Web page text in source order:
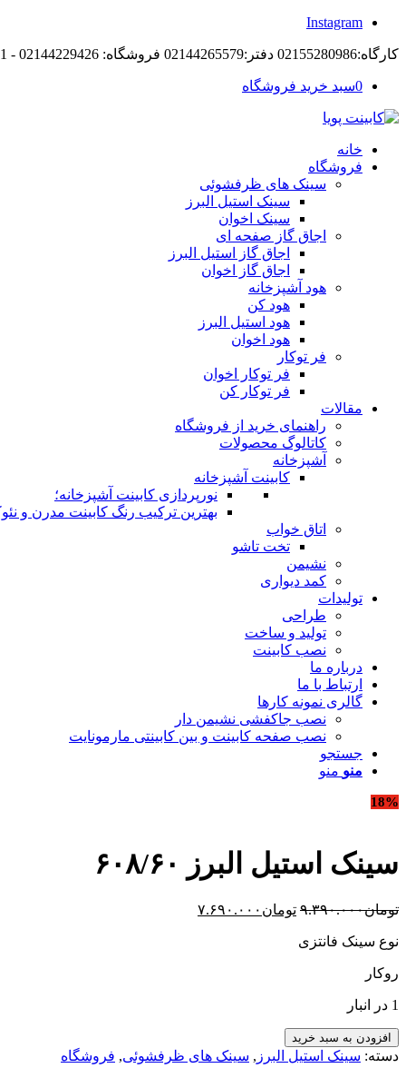
Instagram
کارگاه:02155280986 دفتر:02144265579 فروشگاه: 02144229426 - 09194105421
0سبد خرید فروشگاه
خانه
فروشگاه
سینک های ظرفشوئی
سینک استیل البرز
سینک اخوان
اجاق گاز صفحه ای
اجاق گاز استیل البرز
اجاق گاز اخوان
هود آشپزخانه
هود کن
هود استیل البرز
هود اخوان
فر توکار
فر توکار اخوان
فر توکار کن
مقالات
راهنمای خرید از فروشگاه
کاتالوگ محصولات
آشپزخانه
کابینت آشپزخانه
نورپردازی کابینت آشپزخانه؛
بهترین ترکیب رنگ کابینت مدرن و
اتاق خواب
تخت تاشو
نشیمن
کمد دیواری
تولیدات
طراحی
تولید و ساخت
نصب کابینت
درباره ما
ارتباط با ما
گالری نمونه کارها
نصب جاکفشی نشیمن دار
نصب صفحه کابینت و بین کابینتی مارمونایت
جستجو
منو منو
18%
سینک استیل البرز ۶۰۸/۶۰
تومان۹.۳۹۰.۰۰۰ قیمت
تومان ۷.۶۹۰.۰۰۰قیمت
نوع سینک فانتزی
روکار
1 در انبار
سینک
استیل
افزودن به سبد خرید
دسته: سینک استیل البرز , سینک های ظرفشوئی, فروشگاه